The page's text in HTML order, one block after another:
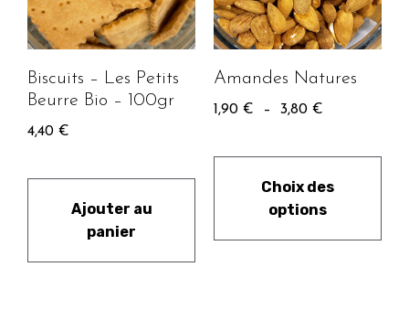
Biscuits – Les Petits
Beurre Bio – 100gr
4,40 €
Ajouter au
panier
Amandes Natures
1,90 € – 3,80 €
Choix des
options